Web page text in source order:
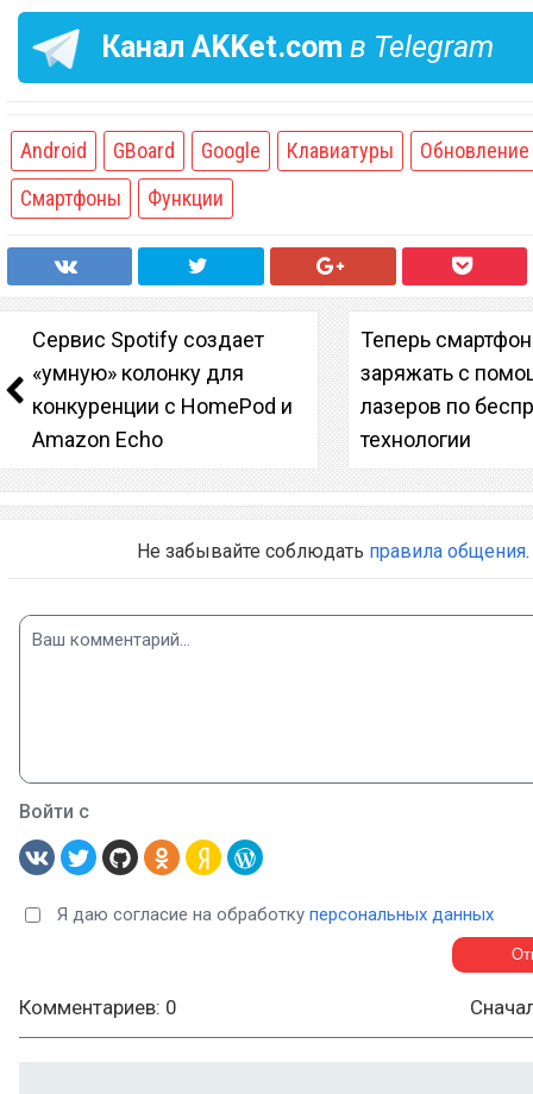
Канал AKKet.com в Telegram
Android GBoard Google Клавиатуры
Обновление
Смартфоны
Функции
Сервис Spotify создает
«умную» колонку для
конкуренции с HomePod и
Amazon Echo
Теперь
заряжать с
лазеров по
технологии
Не забывайте соблюдать правила общения.
Войти с
Я даю согласие на обработку персональных данных
Комментариев: 0